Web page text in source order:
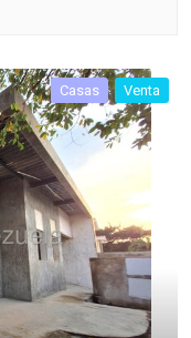
Casas Venta